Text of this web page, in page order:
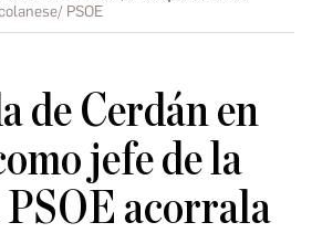
PSOE
de Cerdán en
jefe de la
acorrala